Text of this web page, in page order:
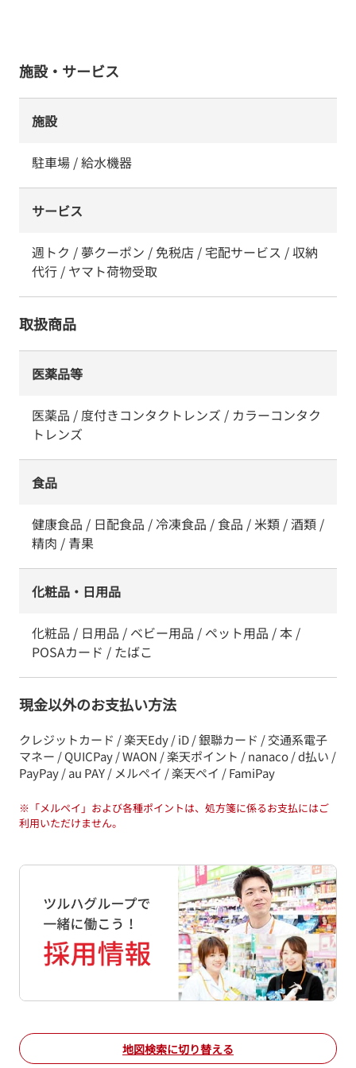
施設・サービス
施設
駐車場 / 給水機器
サービス
週トク / 夢クーポン / 免税店 / 宅配サービス / 収納
代行 / ヤマト荷物受取
取扱商品
医薬品等
医薬品 / 度付きコンタクトレンズ / カラーコンタク
トレンズ
食品
健康食品 / 日配食品 / 冷凍食品 / 食品 / 米類 / 酒類 /
精肉 / 青果
化粧品・日用品
化粧品 / 日用品 / ベビー用品 / ペット用品 / 本 /
POSAカード / たばこ
現金以外のお支払い方法
クレジットカード / 楽天Edy / iD / 銀聯カード / 交通系電子
マネー / QUICPay / WAON / 楽天ポイント / nanaco / d払い /
PayPay / au PAY / メルペイ / 楽天ペイ / FamiPay
※ 「メルペイ」および各種ポイントは、処方箋に係るお支払にはご
利用いただけません。
地図検索に切り替える